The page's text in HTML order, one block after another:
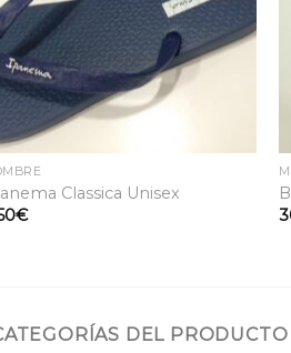
Classica Unisex
€
DEL PRODUCTO